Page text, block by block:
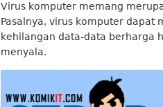
Virus komputer memang
Pasalnya, virus komputer dapat
kehilangan data-data berharga
menyala.